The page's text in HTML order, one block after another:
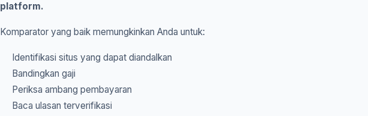
platform.
Komparator yang baik memungkinkan Anda untuk:
Identifikasi situs yang dapat diandalkan
Bandingkan gaji
Periksa ambang pembayaran
Baca ulasan terverifikasi